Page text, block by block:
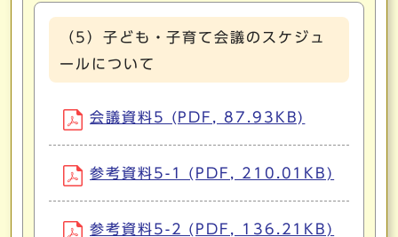
（5）子ども・子育て会議のスケジュ
ールについて
会議資料5 (PDF, 87.93KB)
参考資料5-1 (PDF, 210.01KB)
参考資料5-2 (PDF, 136.21KB)